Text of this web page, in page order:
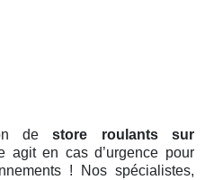
destore roulants sur
agit en cas d’urgence pour
! Nos spécialistes,